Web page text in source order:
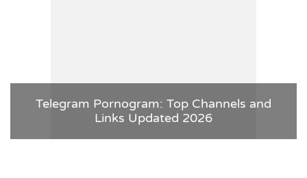
Telegram Pornogram: Top Channels and
Links Updated 2026